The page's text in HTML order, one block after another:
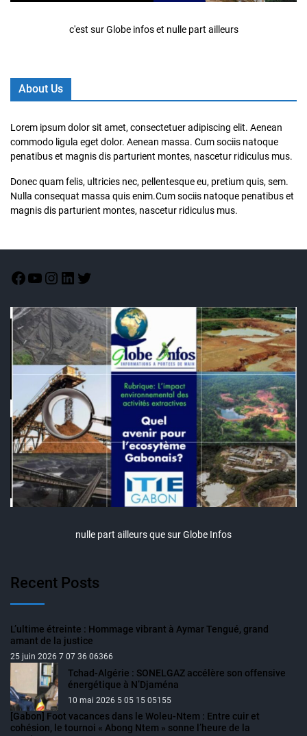
c'est sur Globe infos et nulle part ailleurs
About Us
Lorem ipsum dolor sit amet, consectetuer adipiscing elit. Aenean
commodo ligula eget dolor. Aenean massa. Cum sociis natoque
penatibus et magnis dis parturient montes, nascetur ridiculus mus.
Donec quam felis, ultricies nec, pellentesque eu, pretium quis, sem.
Nulla consequat massa quis enim.Cum sociis natoque penatibus et
magnis dis parturient montes, nascetur ridiculus mus.
nulle part ailleurs que sur Globe Infos
Recent Posts
L’ultime étreinte : Hommage vibrant à Aymar Tengué, grand
amant de la justice
25 juin 2026 7 07 36 06366
Tchad-Algérie : SONELGAZ accélère son offensive
énergétique à N’Djaména
10 mai 2026 5 05 15 05155
[Gabon] Foot vacances dans le Woleu-Ntem : Entre cuir et
cohésion, le tournoi « Abong Ntem » sonne l’heure de la